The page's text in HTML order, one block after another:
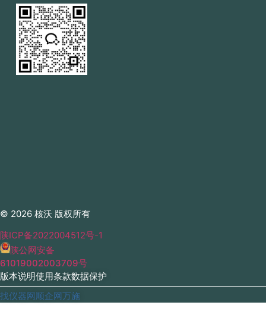
© 2026 核沃 版权所有
陕ICP备2022004512号-1
陕公网安备
61019002003709号
版本说明使用条款数据保护
找仪器网顺企网万施